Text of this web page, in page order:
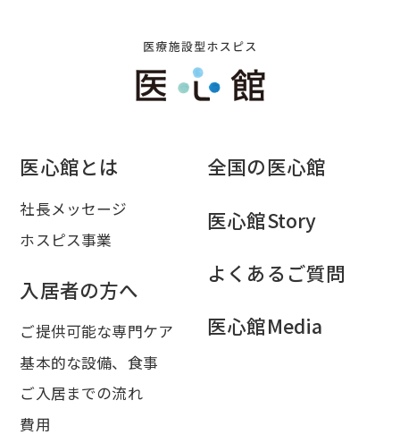
医心館とは
社長メッセージ
ホスピス事業
入居者の方へ
ご提供可能な専門ケア
基本的な設備、食事
ご入居までの流れ
費用
全国の医心館
医心館Story
よくあるご質問
医心館Media